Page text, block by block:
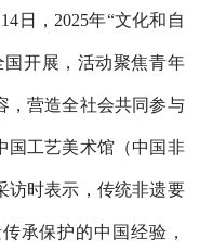
日，2025年“文化和自
开展，活动聚焦青年
，营造全社会共同参与
国工艺美术馆（中国非
访时表示，传统非遗要
承保护的中国经验，